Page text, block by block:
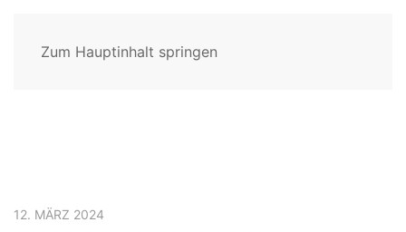
Zum Hauptinhalt springen
12. MÄRZ 2024